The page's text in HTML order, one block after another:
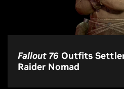
Fallout 76 Outfits
Raider Nomad